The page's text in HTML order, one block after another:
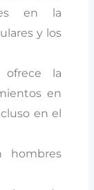
en la
y los
ofrece la
en
en el
hombres